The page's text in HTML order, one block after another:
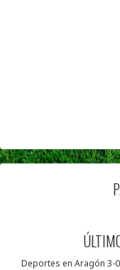
Deportes en Aragón 3-